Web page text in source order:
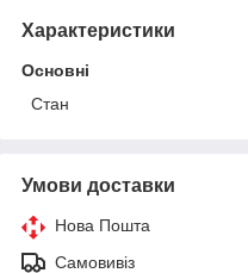
Характеристики
Основні
Стан
Умови доставки
Нова Пошта
Самовивіз